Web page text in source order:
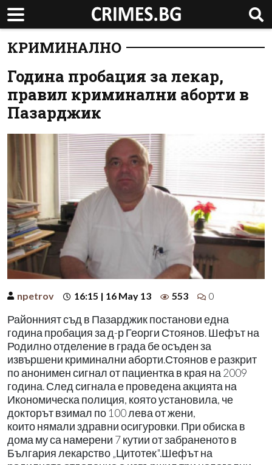
КРИМИНАЛНО
Година пробация за лекар,
правил криминални аборти в
Пазарджик
npetrov 16:15 | 16 May 13 553 0
Районният съд в Пазарджик постанови една
година пробация за д-р Георги Стоянов. Шефът на
Родилно отделение в града бе осъден за
извършени криминални аборти.Стоянов е разкрит
по анонимен сигнал от пациентка в края на 2009
година. След сигнала е проведена акцията на
Икономическа полиция, която установила, че
докторът взимал по 100 лева от жени,
които нямали здравни осигуровки. При обиска в
дома му са намерени 7 кутии от забраненото в
България лекарство „Цитотек".Шефът на